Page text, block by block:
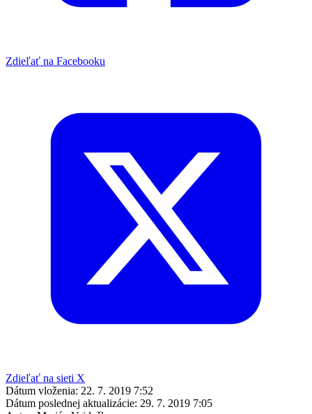
Zdieľať na Facebooku
Zdieľať na sieti X
Dátum vloženia: 22. 7. 2019 7:52
Dátum poslednej aktualizácie: 29. 7. 2019 7:05